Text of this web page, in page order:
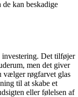
de kan beskadige
investering. Det tilføjer
men det giver
vælger røgfarvet glas
til at skabe et
eller følelsen af